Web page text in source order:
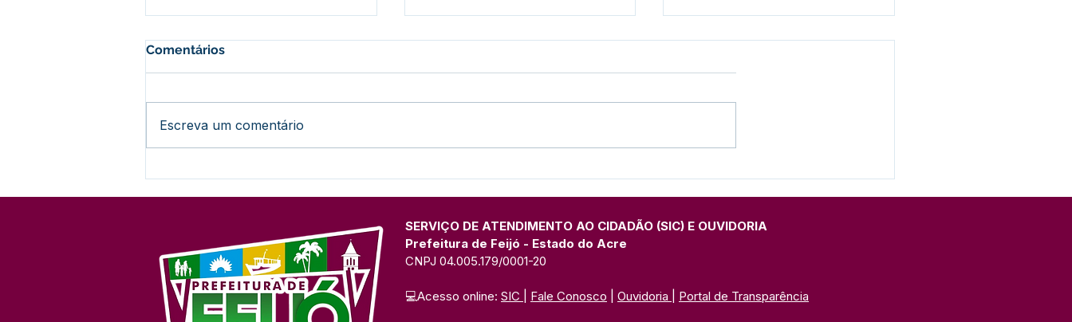
Açaí na Expo Juruá
UFAC
Comentários
Escreva um comentário
SERVIÇO DE ATENDIMENTO AO CIDADÃO (SIC) E OUVIDORIA
Prefeitura de Feijó - Estado do Acre
CNPJ 04.005.179/0001-20
💻Acesso online: SIC Fale Conosco Ouvidoria Portal de Transparência